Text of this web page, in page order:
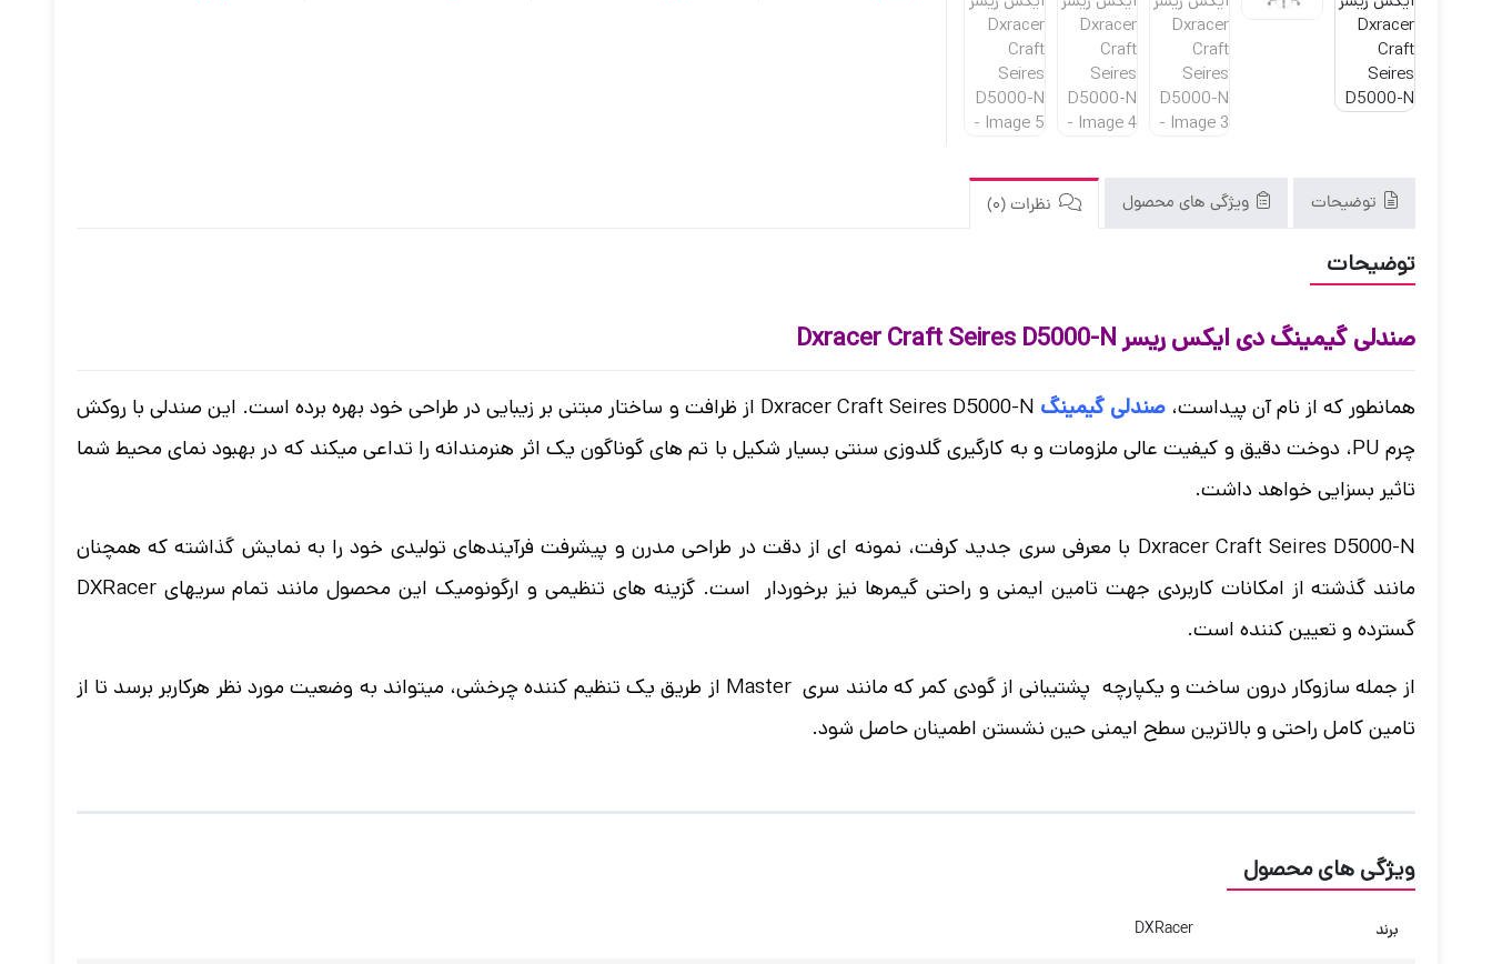
توضیحات ویژگی های محصول نظرات (0)
توضیحات
صندلی گیمینگ دی ایکس ریسر Dxracer Craft Seires D5000-N
همانطور که از نام آن پیداست، صندلی گیمینگ
Dxracer Craft Seires D5000-N از ظرافت و ساختار مبتنی بر زیبایی در طراحی خود بهره برده است. این صندلی با روکش
چرم PU، دوخت دقیق و کیفیت عالی ملزومات و به کارگیری گلدوزی سنتی بسیار شکیل با تم های گوناگون یک اثر هنرمندانه را تداعی میکند که در بهبود نمای محیط شما
تاثیر بسزایی خواهد داشت.
Dxracer Craft Seires D5000-N با معرفی سری جدید کرفت، نمونه ای از دقت در طراحی مدرن و پیشرفت فرآیندهای تولیدی خود را به نمایش گذاشته که همچنان
مانند گذشته از امکانات کاربردی جهت تامین ایمنی و راحتی گیمرها نیز برخوردار است. گزینه های تنظیمی و ارگونومیک این محصول مانند تمام سریهای DXRacer
گسترده و تعیین کننده است.
از جمله سازوکار درون ساخت و یکپارچه پشتیبانی از گودی کمر که مانند سری Master از طریق یک تنظیم کننده چرخشی، میتواند به وضعیت مورد نظر هرکاربر برسد تا از
تامین کامل راحتی و بالاترین سطح ایمنی حین نشستن اطمینان حاصل شود.
ویژگی های محصول
برند DXRacer